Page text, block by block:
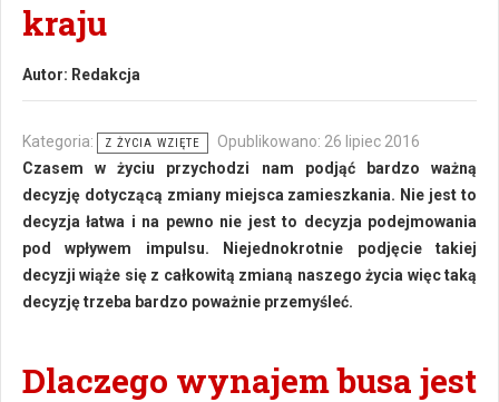
kraju
Autor: Redakcja
Kategoria: Z ŻYCIA WZIĘTE
Opublikowano: 26 lipiec 2016
Czasem w życiu przychodzi nam podjąć bardzo ważną
decyzję dotyczącą zmiany miejsca zamieszkania. Nie jest to
decyzja łatwa i na pewno nie jest to decyzja podejmowania
pod wpływem impulsu. Niejednokrotnie podjęcie takiej
decyzji wiąże się z całkowitą zmianą naszego życia więc taką
decyzję trzeba bardzo poważnie przemyśleć.
Dlaczego wynajem busa jest